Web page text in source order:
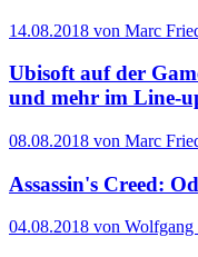
14.08.2018 von Marc
Ubisoft auf der
und mehr im Line-
08.08.2018 von Marc
Assassin's Creed:
04.08.2018 von Wolfgang